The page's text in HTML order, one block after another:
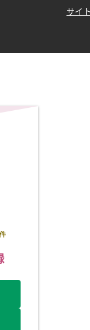
サイ
件